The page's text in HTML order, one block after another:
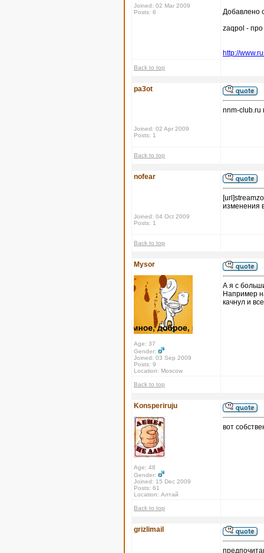
Joined: 02 Mar 2009
Posts: 6
Добавлено
zaqpol -
http://
Back to top
pa3ot
Joined: 02 Apr 2009
Posts: 1
nnm-club.ru
Back to top
nofear
Joined: 04 Oct 2009
Posts: 1
изменения
Back to top
Mysor
Age: 37
Gender:
Joined: 03 Sep 2009
Posts: 9
Location: Moscow
А я с
Например
качнул и
Back to top
Konsperiruju
Age: 48
Gender:
Joined: 15 Dec 2009
Posts: 61
Location: Алтай
вот
Back to top
grizlimail